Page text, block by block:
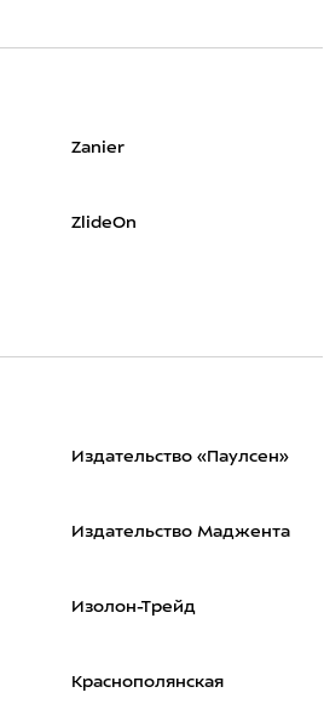
Zanier
ZlideOn
Издательство «Паулсен»
Издательство Маджента
Изолон-Трейд
Краснополянская